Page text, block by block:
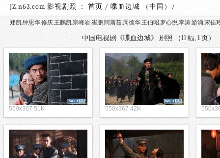
JZ.n63.com 影视剧照 ： 首页 / 喋血边城 （中国）
郑凯.钟思华.修庆.王鹏凯.宗峰岩.崔鹏.阿斯茹.周德华.王伯昭.罗心悦.李涛.游涌.宋佳
中国电视剧《喋血边城》 剧照 （11 幅, 1 页
550x367 51K 550x367 42K